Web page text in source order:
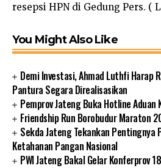
resepsi HPN di Gedung Pers. (
You Might Also Like
Demi Investasi, Ahmad Luthfi Harap
Pantura Segara Direalisasikan
Pemprov Jateng Buka Hotline Aduan
Friendship Run Borobudur Maraton
Sekda Jateng Tekankan Pentingnya
Ketahanan Pangan Nasional
PWI Jateng Bakal Gelar Konferprov